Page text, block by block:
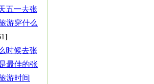
五一去张
游穿什么
时候去张
最佳的张
游时间